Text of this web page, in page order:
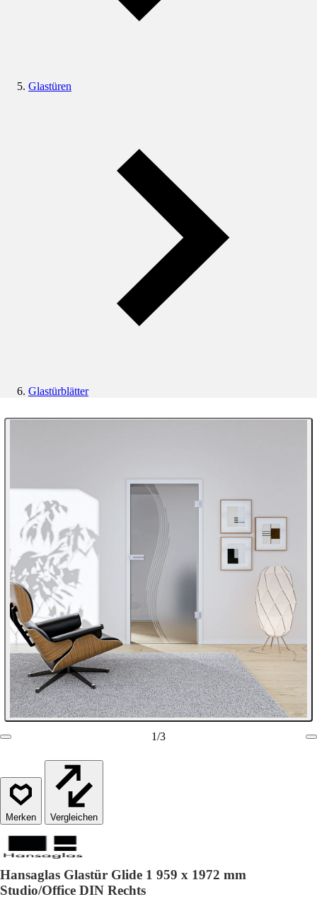
Glastüren
Glastürblätter
1/3
Vergleichen
Hansaglas Glastür Glide 1 959 x 1972 mm
Studio/Office DIN Rechts